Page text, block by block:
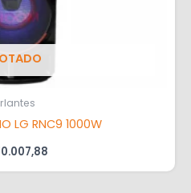
LG RNC9 1000W